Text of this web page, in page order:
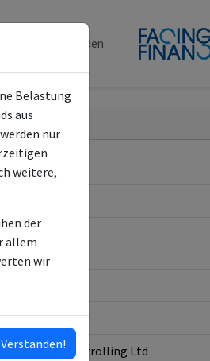
Spenden
AR EUR
SA
& Asset Controlling Ltd
Belastung
aus
nur
weitere,
der
allem
wir
Verstanden!